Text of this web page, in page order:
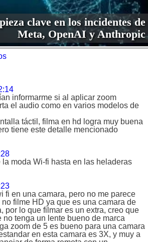
clave en los incidentes de
Meta, OpenAI y Anthropic
informarme si al aplicar zoom
el audio como en varios modelos de
táctil, filma en hd logra muy buena
tiene este detalle mencionado
moda Wi-fi hasta en las heladeras
fi en una camara, pero no me parece
filme HD ya que es una camara de
por lo que filmar es un extra, creo que
no tenga un lente bueno de marca
zoom de 5 es bueno para una camara
en esta camara es 3X, y muy a